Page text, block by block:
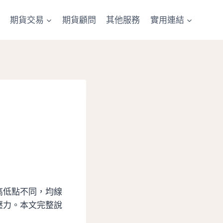
期貨交易 期貨顧問 其他服務 實用連結
點不同，均線
力。本文完整說